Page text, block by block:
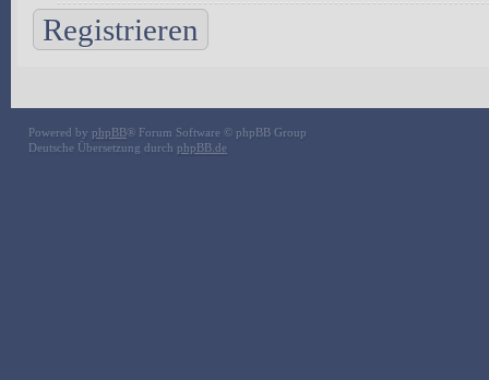
Registrieren
Powered by phpBB® Forum Software © phpBB Group
Deutsche Übersetzung durch phpBB.de